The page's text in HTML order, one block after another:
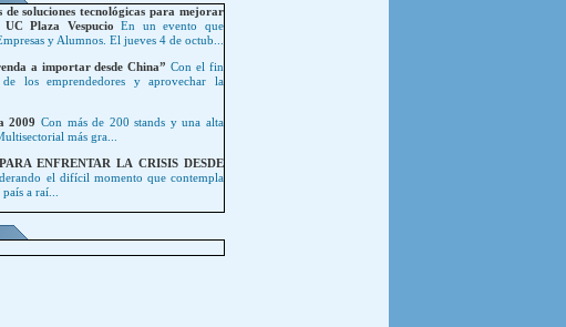
de soluciones tecnológicas para mejorar
Plaza Vespucio En un evento que
y Alumnos. El jueves 4 de octub...
a importar desde China” Con el fin
los emprendedores y aprovechar la
2009 Con más de 200 stands y una alta
más gra...
ENFRENTAR LA CRISIS DESDE
el difícil momento que contempla
a raí...